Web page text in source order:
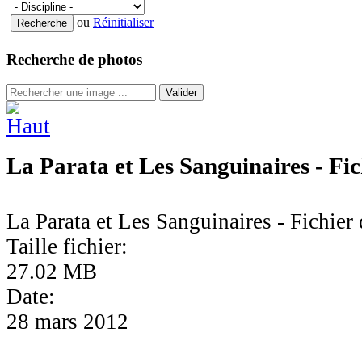
ou Réinitialiser
Recherche de photos
Valider
La Parata et Les Sanguinaires -
La Parata et Les Sanguinaires - Fichier
Taille fichier:
27.02 MB
Date:
28 mars 2012